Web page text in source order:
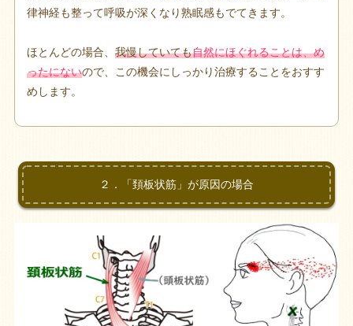
律神経も整って呼吸が深くなり熟眠感もでてきます。
ほとんどの場合、 我慢していても自然にほぐれることは、め
ったにないので、この機会にしっかり治療することをおすす
めします。
２．「頚板状筋」が原因の場合